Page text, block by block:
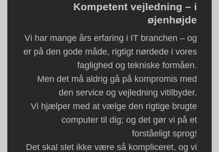
Kompetent vejledning – i
øjenhøjde
Vi har mange års erfaring i IT branchen – og
er på den gode måde, rigtigt nørdede i vores
faglighed og tekniske formåen.
Men det må aldrig gå på kompromis med
den service og vejledning vitilbyder.
Vi hjælper med at vælge den rigtige brugte
computer til dig; og det gør vi på et
forståeligt sprog!
Det skal slet ikke være så kompliceret, og vi